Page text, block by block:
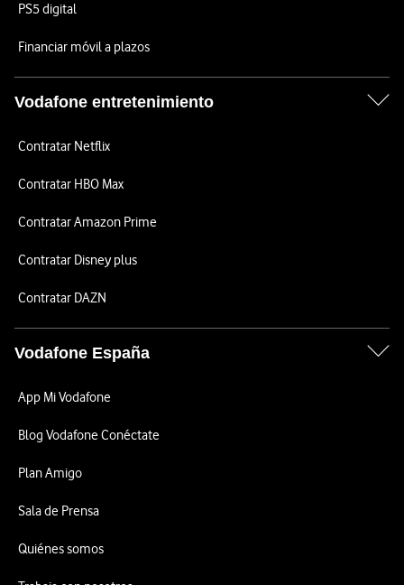
PS5 digital
Financiar móvil a plazos
Vodafone entretenimiento
Contratar Netflix
Contratar HBO Max
Contratar Amazon Prime
Contratar Disney plus
Contratar DAZN
Vodafone España
App Mi Vodafone
Blog Vodafone Conéctate
Plan Amigo
Sala de Prensa
Quiénes somos